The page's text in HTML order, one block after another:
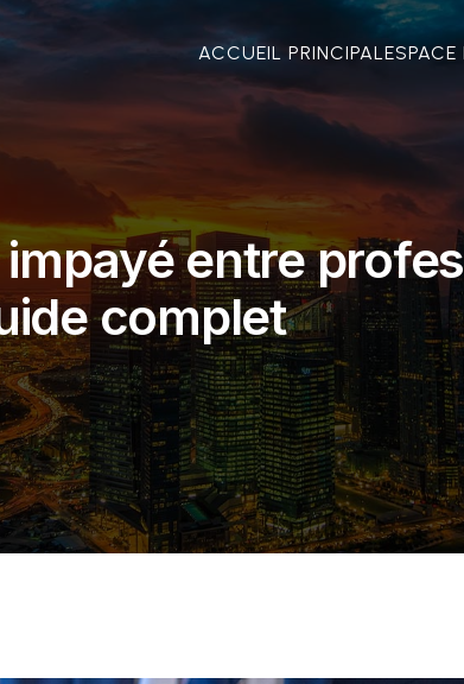
ACCUEIL PRINCIPALESPACE
entre
complet